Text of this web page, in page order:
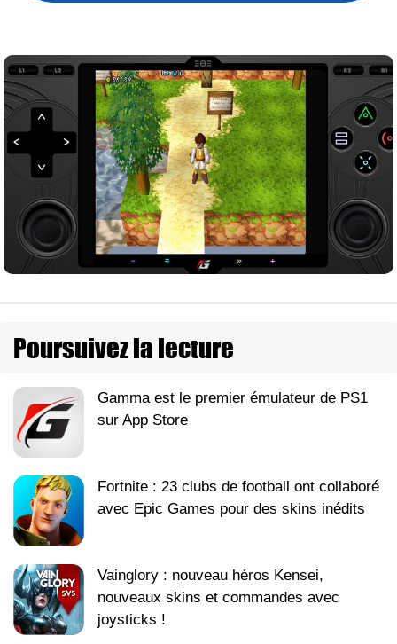
Poursuivez la lecture
Gamma est le premier émulateur de PS1
sur App Store
Fortnite : 23 clubs de football ont collaboré
avec Epic Games pour des skins inédits
Vainglory : nouveau héros Kensei,
nouveaux skins et commandes avec
joysticks !